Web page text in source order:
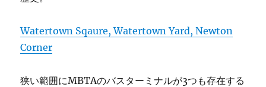
Watertown Sqaure, Watertown Yard, Newton
Corner
狭い範囲にMBTAのバスターミナルが3つも存在する